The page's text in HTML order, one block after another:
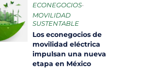
ECONEGOCIOS•
MOVILIDAD
SUSTENTABLE
Los econegocios de
movilidad eléctrica
impulsan una nueva
etapa en México